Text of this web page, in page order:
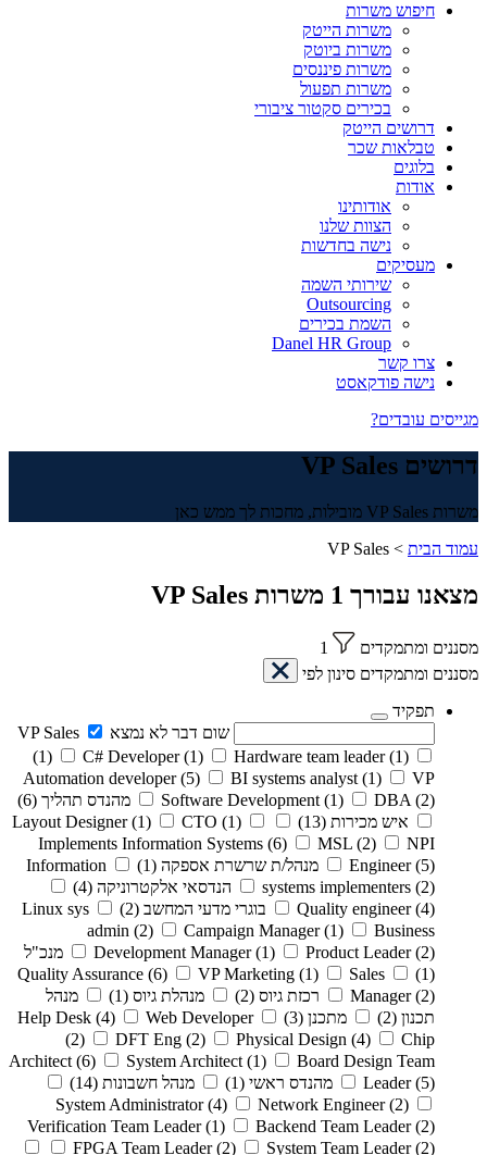
חיפוש משרות
משרות הייטק
משרות ביוטק
משרות פיננסים
משרות תפעול
בכירים סקטור ציבורי
דרושים הייטק
טבלאות שכר
בלוגים
אודות
אודותינו
הצוות שלנו
נישה בחדשות
מעסיקים
שירותי השמה
Outsourcing
השמת בכירים
Danel HR Group
צרו קשר
נישה פודקאסט
מגייסים עובדים?
דרושים VP Sales
משרות VP Sales מובילות, מחכות לך ממש כאן
עמוד הבית >
VP Sales
מצאנו עבורך 1 משרות VP Sales
מסננים ומתמקדים
1
מסננים ומתמקדים סינון לפי
תפקיד
שום דבר לא נמצא
VP Sales
(1)
C# Developer (1) Hardware team leader (1)
Automation developer (5) BI systems analyst (1)
VP
Software Development (1) DBA (2) מהנדס תהליך (6)
איש מכירות (13)
Layout Designer (1) CTO (1)
Implements Information Systems (6) MSL (2)
NPI
Engineer (5) מנהל/ת שרשרת אספקה (1)
Information
systems implementers (2) הנדסאי אלקטרוניקה (4)
Quality engineer (4) בוגרי מדעי המחשב (2)
Linux sys
admin (2) Campaign Manager (1)
Business
Development Manager (1) Product Leader (2)
מנכ"ל
(1)
Quality Assurance (6) VP Marketing (1)
Sales
Manager (2) רכזת גיוס (2) מנהלת גיוס (1)
מנהל
תכנון (2) מתכנן (3)
Help Desk (4)
Web Developer
(2)
DFT Eng (2) Physical Design (4)
Chip
Architect (6) System Architect (1)
Board Design Team
Leader (5) מהנדס ראשי (1) מנהל חשבונות (14)
System Administrator (4) Network Engineer (2)
Verification Team Leader (1) Backend Team Leader (2)
FPGA Team Leader (2) System Team Leader (2)